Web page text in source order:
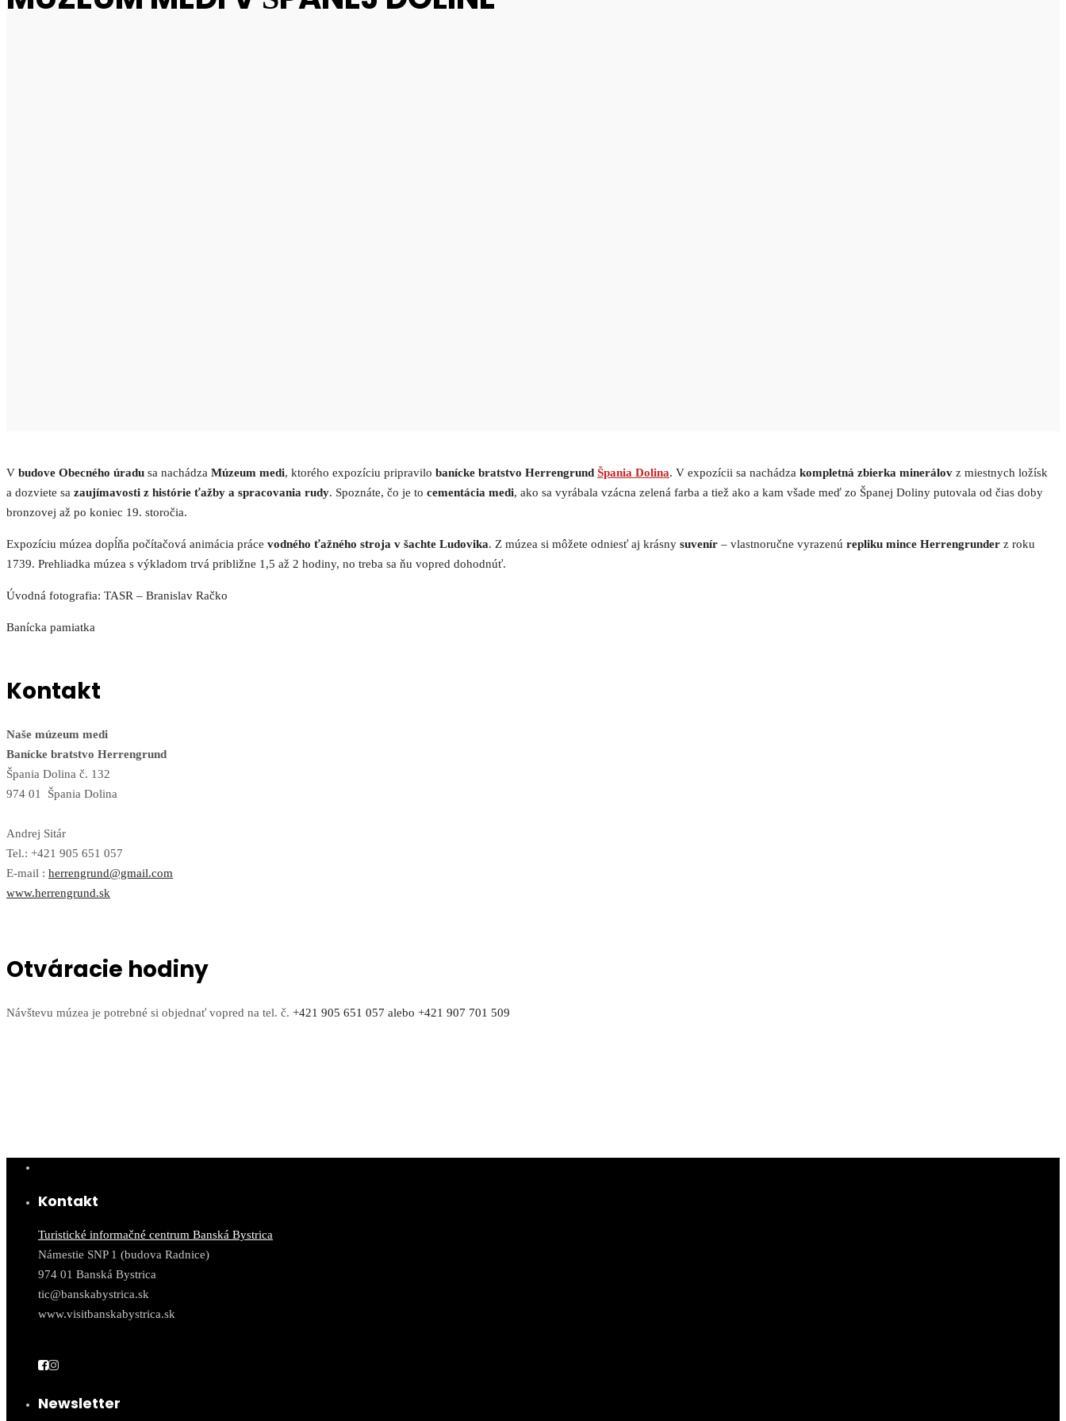
V budove Obecného úradu sa nachádza Múzeum medi, ktorého expozíciu pripravilo banícke bratstvo Herrengrund Špania Dolina. V expozícii sa nachádza kompletná zbierka minerálov z miestnych ložísk
a dozviete sa zaujímavosti z histórie ťažby a spracovania rudy. Spoznáte, čo je to cementácia medi, ako sa vyrábala vzácna zelená farba a tiež ako a kam všade meď zo Španej Doliny putovala od čias doby
bronzovej až po koniec 19. storočia.
Expozíciu múzea dopĺňa počítačová animácia práce vodného ťažného stroja v šachte Ludovika. Z múzea si môžete odniesť aj krásny suvenír – vlastnoručne vyrazenú repliku mince Herrengrunder z roku
1739. Prehliadka múzea s výkladom trvá približne 1,5 až 2 hodiny, no treba sa ňu vopred dohodnúť.
Úvodná fotografia: TASR – Branislav Račko
Banícka pamiatka
Kontakt
Naše múzeum medi
Banícke bratstvo Herrengrund
Špania Dolina č. 132
974 01 Špania Dolina
Andrej Sitár
Tel.: +421 905 651 057
E-mail : herrengrund@gmail.com
www.herrengrund.sk
Otváracie hodiny
Návštevu múzea je potrebné si objednať vopred na tel. č. +421 905 651 057 alebo +421 907 701 509
Kontakt
Turistické informačné centrum Banská Bystrica
Námestie SNP 1 (budova Radnice)
974 01 Banská Bystrica
tic@banskabystrica.sk
www.visitbanskabystrica.sk
Newsletter